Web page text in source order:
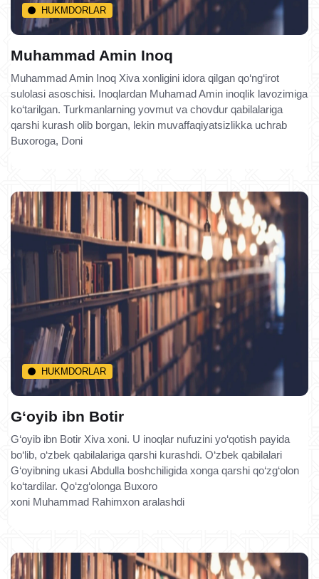
HUKMDORLAR
Muhammad Amin Inoq
Muhammad Amin Inoq Xiva xonligini idora qilgan qo‘ng‘irot
sulolasi asoschisi. Inoqlardan Muhamad Amin inoqlik lavozimiga
ko‘tarilgan. Turkmanlarning yovmut va chovdur qabilalariga
qarshi kurash olib borgan, lekin muvaffaqiyatsizlikka uchrab
Buxoroga, Doni
HUKMDORLAR
G‘oyib ibn Botir
G‘oyib ibn Botir Xiva xoni. U inoqlar nufuzini yo‘qotish payida
bo‘lib, o‘zbek qabilalariga qarshi kurashdi. O‘zbek qabilalari
G‘oyibning ukasi Abdulla boshchiligida xonga qarshi qo‘zg‘olon
ko‘tardilar. Qo‘zg‘olonga Buxoro
xoni Muhammad Rahimxon aralashdi